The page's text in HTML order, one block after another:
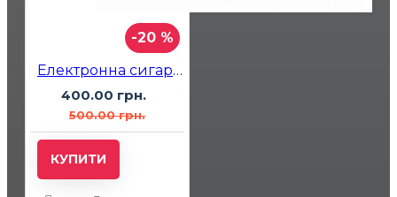
-20 %
Електронна сигарета Waves W5500 Maxx Cherry Cola (Вишня Кола)
400.00 грн.
500.00 грн.
КУПИТИ